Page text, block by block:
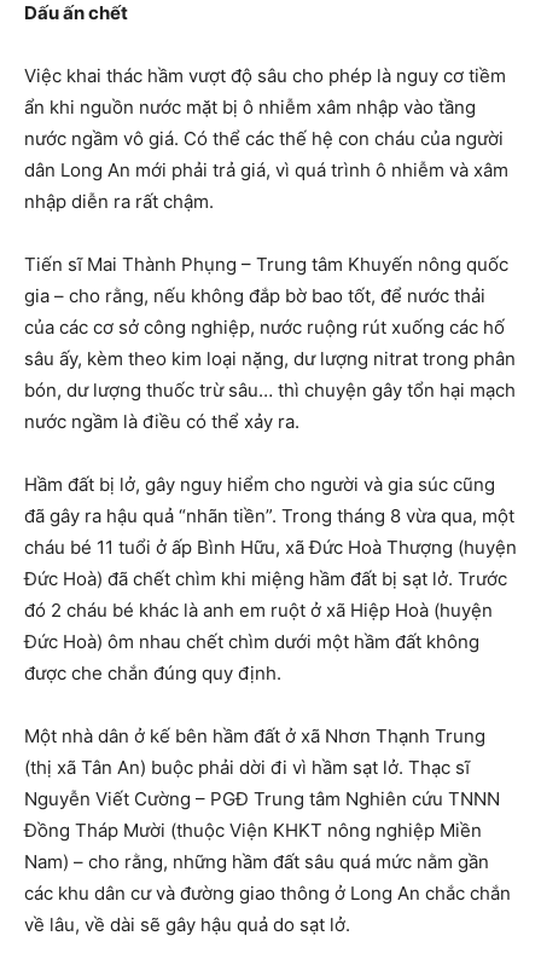
Dấu ấn chết
Việc khai thác hầm vượt độ sâu cho phép là nguy cơ tiềm
ẩn khi nguồn nước mặt bị ô nhiễm xâm nhập vào tầng
nước ngầm vô giá. Có thể các thế hệ con cháu của người
dân Long An mới phải trả giá, vì quá trình ô nhiễm và xâm
nhập diễn ra rất chậm.
Tiến sĩ Mai Thành Phụng – Trung tâm Khuyến nông quốc
gia – cho rằng, nếu không đắp bờ bao tốt, để nước thải
của các cơ sở công nghiệp, nước ruộng rút xuống các hố
sâu ấy, kèm theo kim loại nặng, dư lượng nitrat trong phân
bón, dư lượng thuốc trừ sâu… thì chuyện gây tổn hại mạch
nước ngầm là điều có thể xảy ra.
Hầm đất bị lở, gây nguy hiểm cho người và gia súc cũng
đã gây ra hậu quả “nhãn tiền”. Trong tháng 8 vừa qua, một
cháu bé 11 tuổi ở ấp Bình Hữu, xã Đức Hoà Thượng (huyện
Đức Hoà) đã chết chìm khi miệng hầm đất bị sạt lở. Trước
đó 2 cháu bé khác là anh em ruột ở xã Hiệp Hoà (huyện
Đức Hoà) ôm nhau chết chìm dưới một hầm đất không
được che chắn đúng quy định.
Một nhà dân ở kế bên hầm đất ở xã Nhơn Thạnh Trung
(thị xã Tân An) buộc phải dời đi vì hầm sạt lở. Thạc sĩ
Nguyễn Viết Cường – PGĐ Trung tâm Nghiên cứu TNNN
Đồng Tháp Mười (thuộc Viện KHKT nông nghiệp Miền
Nam) – cho rằng, những hầm đất sâu quá mức nằm gần
các khu dân cư và đường giao thông ở Long An chắc chắn
về lâu, về dài sẽ gây hậu quả do sạt lở.